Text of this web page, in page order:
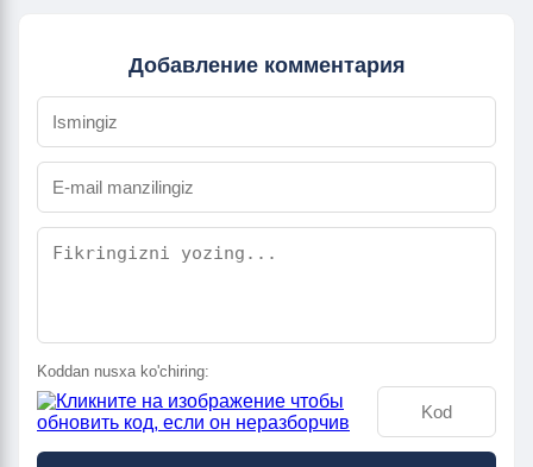
Добавление комментария
Koddan nusxa ko'chiring: